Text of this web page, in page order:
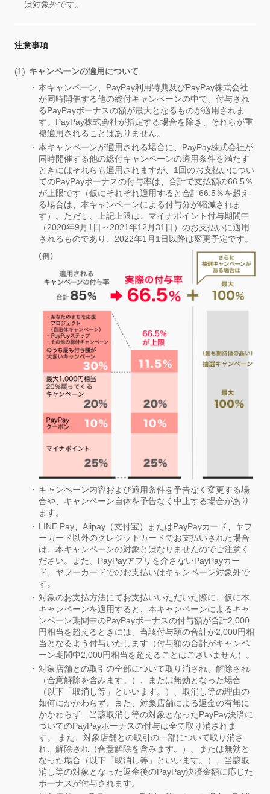
は対象外です。
注意事項
キャンペーンの適用について
本キャンペーン、PayPay利用特典及びPayPay株式会社
が同時開催する他の総付キャンペーンの中で、付与され
るPayPayボーナスの額が最大となるものが適用されま
す。PayPay株式会社が指定する場合を除き、それらが重
複適用されることはありません。
本キャンペーンが適用される場合に、PayPay株式会社が
同時開催する他の総付キャンペーンの適用条件を満たす
ときにはそれらも適用されますが、1回のお支払いについ
てのPayPayボーナスの付与率は、合計で支払額の66.5％
が上限です（仮にそれぞれ適用すると合計66.5％を超え
る場合は、本キャンペーンによる付与分が縮減されま
す）。ただし、上記上限は、マイナポイント付与期間中
（2020年9月1日～2021年12月31日）のお支払いに適用
されるものであり、2022年1月1日以降は変更予定です。
キャンペーン内容および適用条件を予告なく変更する場
合や、キャンペーン自体を予告なく中止する場合があり
ます。
LINE Pay、Alipay（支付宝）またはPayPayカード、ヤフ
ーカード以外のクレジットカードでお支払いされた場合
は、本キャンペーンの対象とはなりませんのでご注意く
ださい。また、PayPayアプリを介さないPayPayカー
ド、ヤフーカードでのお支払いはキャンペーン対象外で
す。
対象のお支払方法にてお支払いいただいた際に、仮に本
キャンペーンを適用すると、本キャンペーンによるキャ
ンペーン期間中のPayPayボーナスの付与額が合計2,000
円相当を超えるときには、当該付与額の合計が2,000円相
当となるよう付与いたします（付与額の合計がキャンペ
ーン期間中2,000円相当を超えることはございません）。
対象店舗との取引の全部について取り消され、解除され
（合意解除を含みます。）、または無効となった場合
（以下「取消し等」といいます。）、取消し等の理由の
如何にかかわらず、また、対象店舗による返金の有無に
かかわらず、当該取消し等の対象となったPayPay決済に
ついてのPayPayボーナスの付与は全て取り消されま
す。 また、対象店舗との取引の一部について取り消さ
れ、解除され（合意解除を含みます。）、または無効と
なった場合（以下「取消し等」といいます。）、当該取
消し等の対象となった返金後のPayPay決済金額に応じた
ボーナスが付与されます。